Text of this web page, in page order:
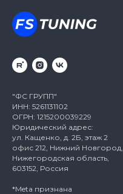
"ФС ГРУПП"
ИНН: 5261131102
ОГРН: 1215200039229
Юридический адрес:
ул. Кащенко, д. 2Б, этаж 2
офис 212, Нижний Новгород,
Нижегородская область,
603152, Россия
*Meta признана